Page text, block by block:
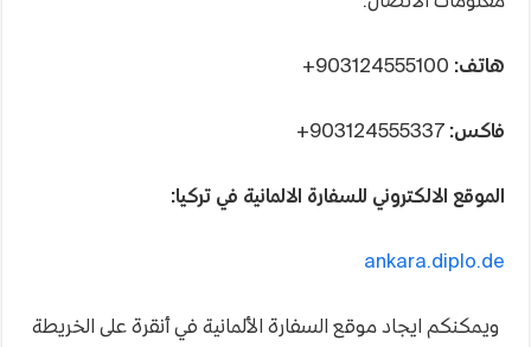
هاتف:903124555100+
فاكس:903124555337+
الموقع الالكتروني للسفارة الالمانية في تركيا:
ankara.diplo.de
ويمكنكم ايجاد موقع السفارة الألمانية في أنقرة على الخريطة